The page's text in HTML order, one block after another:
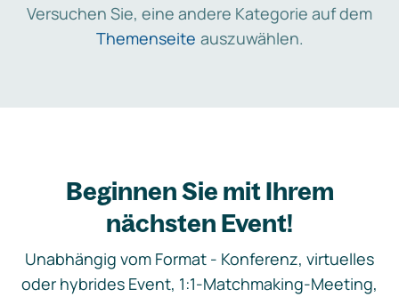
Versuchen Sie, eine andere Kategorie auf dem
Themenseite auszuwählen.
Beginnen Sie mit Ihrem
nächsten Event!
Unabhängig vom Format - Konferenz, virtuelles
oder hybrides Event, 1:1-Matchmaking-Meeting,